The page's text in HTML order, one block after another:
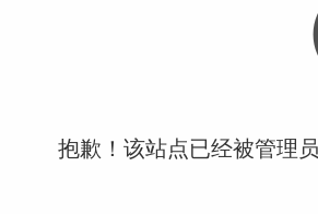
抱歉！该站点已经被管理